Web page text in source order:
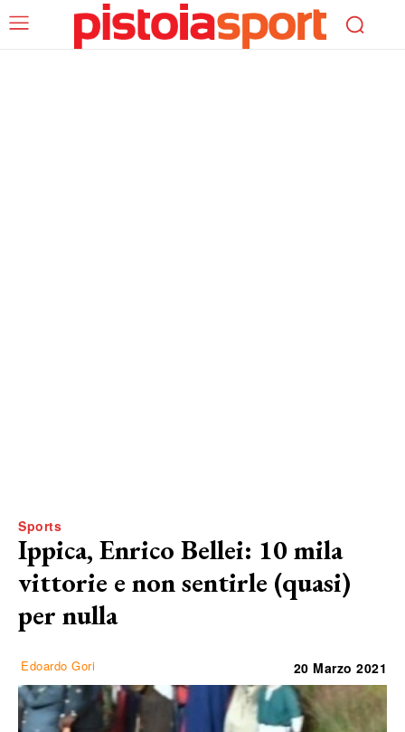
Sports
Ippica, Enrico Bellei: 10 mila
vittorie e non sentirle (quasi)
per nulla
Edoardo Gori 20 Marzo 2021